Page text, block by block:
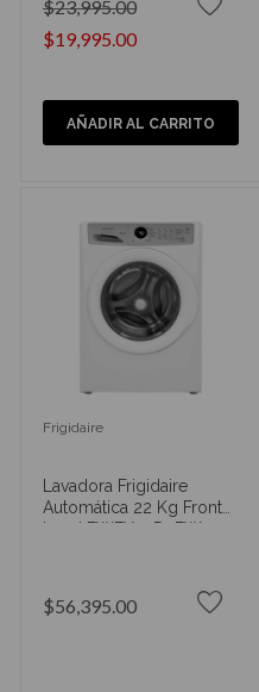
$19,995.00
$23,995.00
AÑADIR AL CARRITO
Frigidaire
Lavadora Frigidaire
Automática 22 Kg Front
Load FWFX22D4EW
$56,395.00